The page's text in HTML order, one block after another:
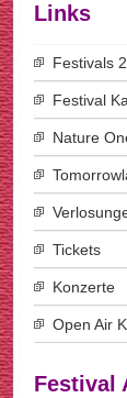
Links
Festivals
Festival
Nature
Tickets
Konzerte
Open Air
Festival